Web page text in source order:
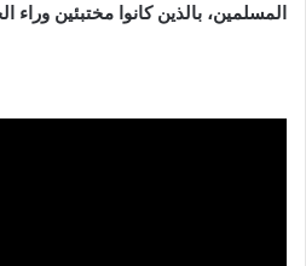
المسلمين، بالذين كانوا مختبئين وراء